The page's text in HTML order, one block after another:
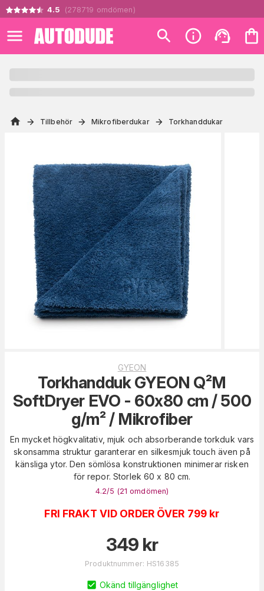
4.5 (278719 omdömen )
Tillbehör Mikrofiberdukar Torkhanddukar
GYEON
Torkhandduk GYEON Q²M
SoftDryer EVO - 60x80 cm / 500
g/m² / Mikrofiber
En mycket högkvalitativ, mjuk och absorberande torkduk vars
skonsamma struktur garanterar en silkesmjuk touch även på
känsliga ytor. Den sömlösa konstruktionen minimerar risken
för repor. Storlek 60 x 80 cm.
4.2/5 (21 omdömen)
FRI FRAKT VID ORDER ÖVER 799 kr
349 kr
Produktnummer: HS16385
Okänd tillgänglighet